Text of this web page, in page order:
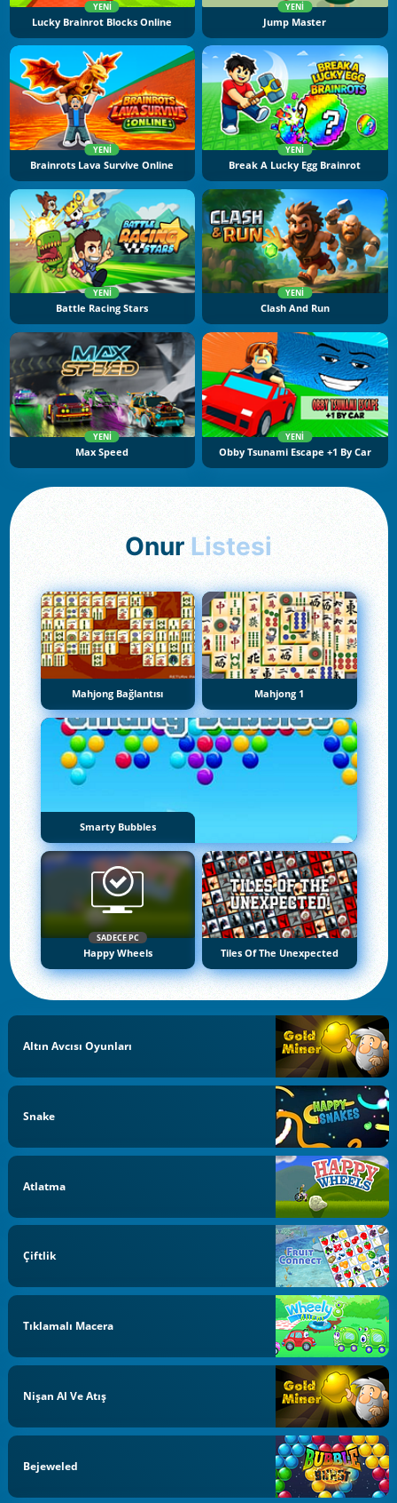
YENI
Lucky Brainrot Blocks Online
YENI
Jump Master
YENI
Brainrots Lava Survive Online
YENI
Break A Lucky Egg Brainrot
YENI
Battle Racing Stars
YENI
Clash And Run
YENI
Max Speed
YENI
Obby Tsunami Escape +1 By Car
Onur Listesi
Mahjong Bağlantısı Mahjong 1
Smarty Bubbles
SADECE PC
Happy Wheels Tiles Of The Unexpected
Altın Avcısı Oyunları
Snake
Atlatma
Çiftlik
Tıklamalı Macera
Nişan Al Ve Atış
Bejeweled